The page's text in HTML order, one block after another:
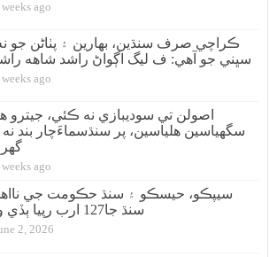
ago
ڪراچي صرف سنڌين، بهارين ۽ پٺاڻن جو نه
سڀني جو آهي: ف ليگ اڳواڻ راشد شاهه
ago
سگهياسين هلياسين، پر سنڌسماءَچار بند نه
ago
سيپڪو، حيسڪو ۽ سنڌ حڪومت جي
سنڌ جا127 ارب رپيا ٻڏي ويا؟
2, 2026